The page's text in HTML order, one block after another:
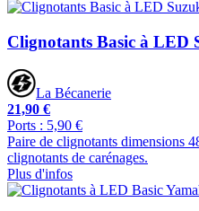
Clignotants Basic à LED
La Bécanerie
21,90 €
Ports : 5,90 €
Paire de clignotants dimensions
clignotants de carénages.
Plus d'infos